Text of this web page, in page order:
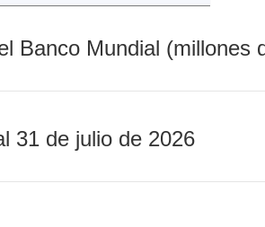
Banco Mundial (millones
31 de julio de 2026